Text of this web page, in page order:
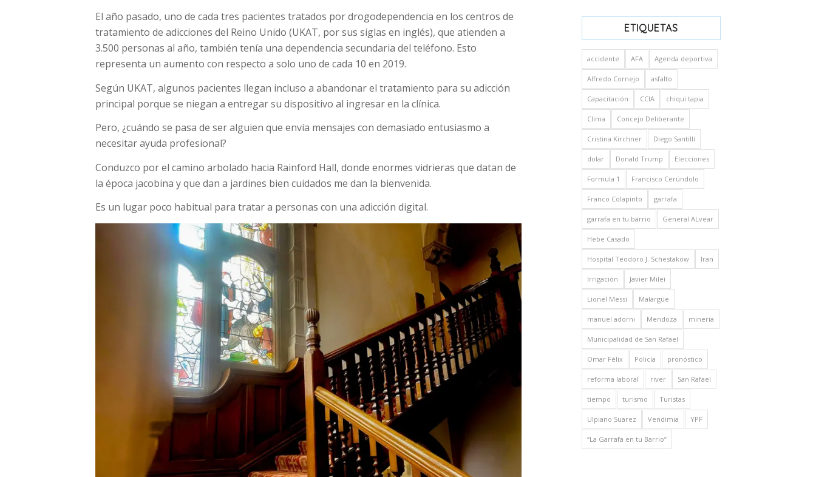
El año pasado, uno de cada tres pacientes tratados por drogodependencia en los centros de
tratamiento de adicciones del Reino Unido (UKAT, por sus siglas en inglés), que atienden a
3.500 personas al año, también tenía una dependencia secundaria del teléfono. Esto
representa un aumento con respecto a solo uno de cada 10 en 2019.
Según UKAT, algunos pacientes llegan incluso a abandonar el tratamiento para su adicción
principal porque se niegan a entregar su dispositivo al ingresar en la clínica.
Pero, ¿cuándo se pasa de ser alguien que envía mensajes con demasiado entusiasmo a
necesitar ayuda profesional?
Conduzco por el camino arbolado hacia Rainford Hall, donde enormes vidrieras que datan de
la época jacobina y que dan a jardines bien cuidados me dan la bienvenida.
Es un lugar poco habitual para tratar a personas con una adicción digital.
ETIQUETAS
accidente AFA Agenda deportiva
Alfredo Cornejo asfalto
Capacitación CCIA chiqui tapia
Clima Concejo Deliberante
Cristina Kirchner Diego Santilli
dolar Donald Trump Elecciones
Formula 1 Francisco Cerúndolo
Franco Colapinto garrafa
garrafa en tu barrio General ALvear
Hebe Casado
Hospital Teodoro J. Schestakow Iran
Irrigación Javier Milei
Lionel Messi Malargüe
manuel adorni Mendoza minería
Municipalidad de San Rafael
Omar Félix Policía pronóstico
reforma laboral river San Rafael
tiempo turismo Turistas
Ulpiano Suarez Vendimia YPF
“La Garrafa en tu Barrio”